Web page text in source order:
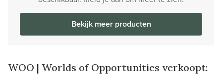
Bekijk meer producten
WOO | Worlds of Opportunities verkoopt: